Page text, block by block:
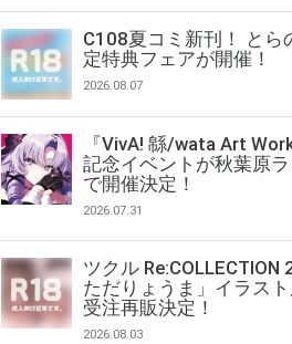
C108夏コミ新刊！ とら
定特典フェアが開催！
2026.08.07
『VivA! 緜/wata Art
記念イベントが秋葉原
で開催決定！
2026.07.31
ツクル Re:COLLECTION
ただりょうま」イラス
受注再販決定！
2026.08.03